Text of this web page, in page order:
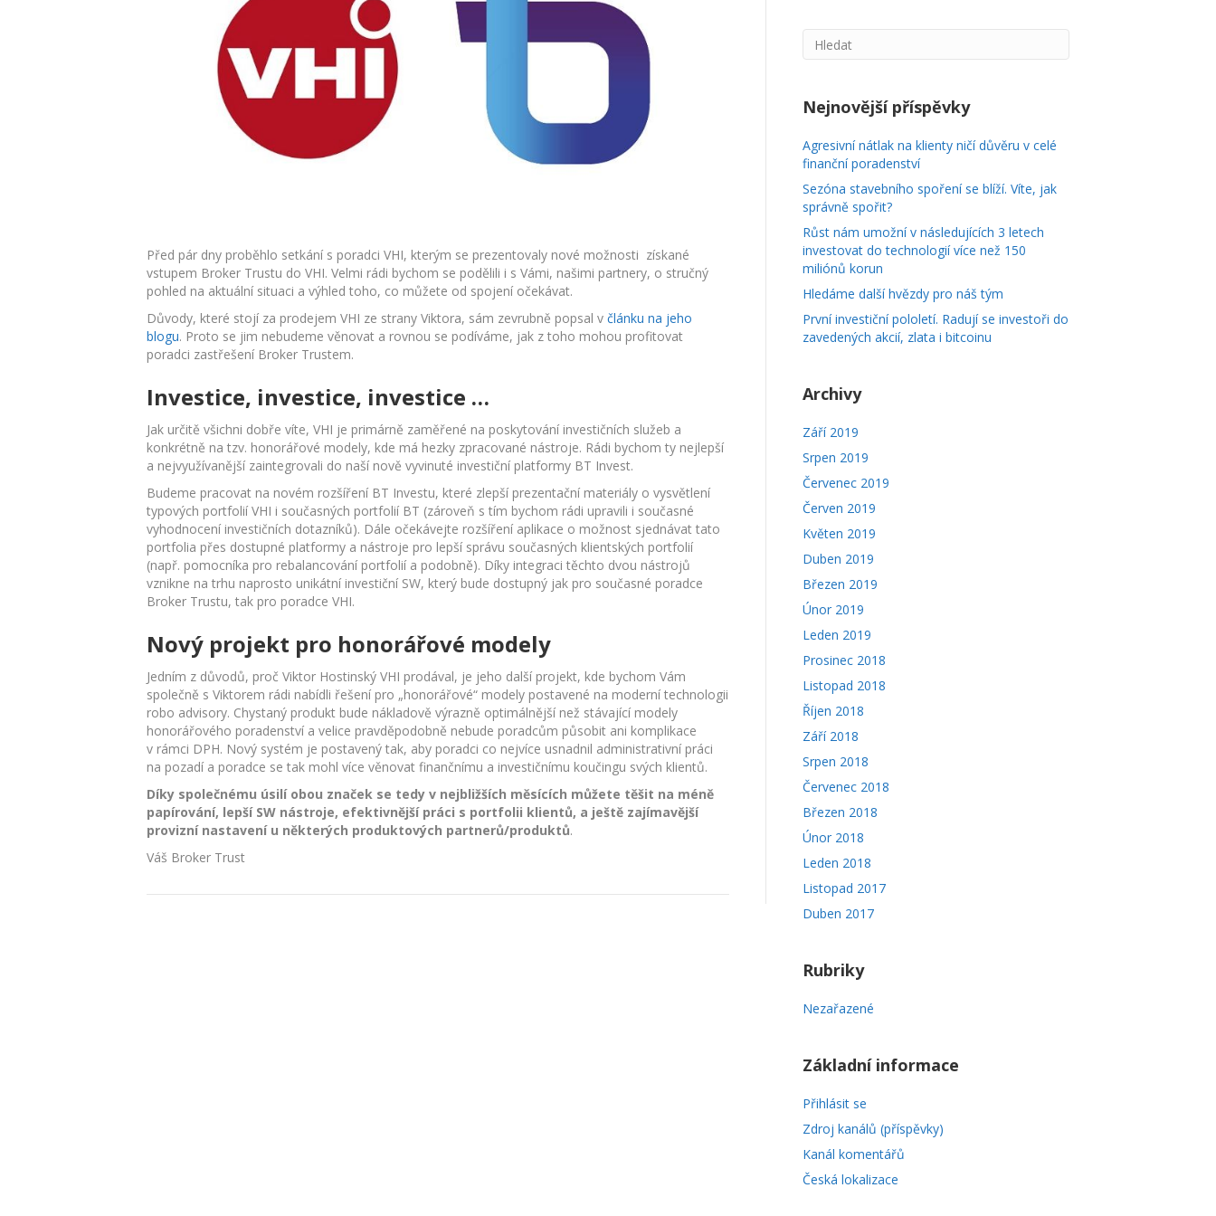
přinese
mnoho
pozitivních
společností
Před pár dny proběhlo setkání s poradci VHI, kterým se prezentovaly nové možnosti získané
vstupem Broker Trustu do VHI. Velmi rádi bychom se podělili i s Vámi, našimi partnery, o stručný
pohled na aktuální situaci a výhled toho, co můžete od spojení očekávat.
Důvody, které stojí za prodejem VHI ze strany Viktora, sám zevrubně popsal v článku na jeho
blogu. Proto se jim nebudeme věnovat a rovnou se podíváme, jak z toho mohou profitovat
poradci zastřešení Broker Trustem.
Investice, investice, investice …
Jak určitě všichni dobře víte, VHI je primárně zaměřené na poskytování investičních služeb a
konkrétně na tzv. honorářové modely, kde má hezky zpracované nástroje. Rádi bychom ty nejlepší
a nejvyužívanější zaintegrovali do naší nově vyvinuté investiční platformy BT Invest.
Budeme pracovat na novém rozšíření BT Investu, které zlepší prezentační materiály o vysvětlení
typových portfolií VHI i současných portfolií BT (zároveň s tím bychom rádi upravili i současné
vyhodnocení investičních dotazníků). Dále očekávejte rozšíření aplikace o možnost sjednávat tato
portfolia přes dostupné platformy a nástroje pro lepší správu současných klientských portfolií
(např. pomocníka pro rebalancování portfolií a podobně). Díky integraci těchto dvou nástrojů
vznikne na trhu naprosto unikátní investiční SW, který bude dostupný jak pro současné poradce
Broker Trustu, tak pro poradce VHI.
Nový projekt pro honorářové modely
Jedním z důvodů, proč Viktor Hostinský VHI prodával, je jeho další projekt, kde bychom Vám
společně s Viktorem rádi nabídli řešení pro „honorářové“ modely postavené na moderní technologii
robo advisory. Chystaný produkt bude nákladově výrazně optimálnější než stávající modely
honorářového poradenství a velice pravděpodobně nebude poradcům působit ani komplikace
v rámci DPH. Nový systém je postavený tak, aby poradci co nejvíce usnadnil administrativní práci
na pozadí a poradce se tak mohl více věnovat finančnímu a investičnímu koučingu svých klientů.
Díky společnému úsilí obou značek se tedy v nejbližších měsících můžete těšit na méně
papírování, lepší SW nástroje, efektivnější práci s portfolii klientů, a ještě zajímavější
provizní nastavení u některých produktových partnerů/produktů.
Váš Broker Trust
Nejnovější příspěvky
Agresivní nátlak na klienty ničí důvěru v celé
finanční poradenství
Sezóna stavebního spoření se blíží. Víte, jak
správně spořit?
Růst nám umožní v následujících 3 letech
investovat do technologií více než 150
miliónů korun
Hledáme další hvězdy pro náš tým
První investiční pololetí. Radují se investoři do
zavedených akcií, zlata i bitcoinu
Archivy
Září 2019
Srpen 2019
Červenec 2019
Červen 2019
Květen 2019
Duben 2019
Březen 2019
Únor 2019
Leden 2019
Prosinec 2018
Listopad 2018
Říjen 2018
Září 2018
Srpen 2018
Červenec 2018
Březen 2018
Únor 2018
Leden 2018
Listopad 2017
Duben 2017
Rubriky
Nezařazené
Základní informace
Přihlásit se
Zdroj kanálů (příspěvky)
Kanál komentářů
Česká lokalizace